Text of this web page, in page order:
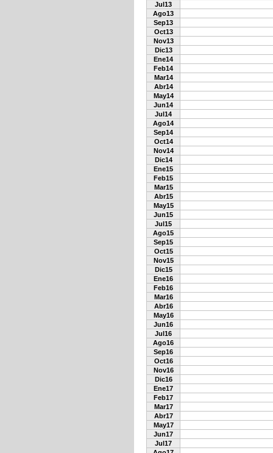
Jul13
Ago13
Sep13
Oct13
Nov13
Dic13
Ene14
Feb14
Mar14
Abr14
May14
Jun14
Jul14
Ago14
Sep14
Oct14
Nov14
Dic14
Ene15
Feb15
Mar15
Abr15
May15
Jun15
Jul15
Ago15
Sep15
Oct15
Nov15
Dic15
Ene16
Feb16
Mar16
Abr16
May16
Jun16
Jul16
Ago16
Sep16
Oct16
Nov16
Dic16
Ene17
Feb17
Mar17
Abr17
May17
Jun17
Jul17